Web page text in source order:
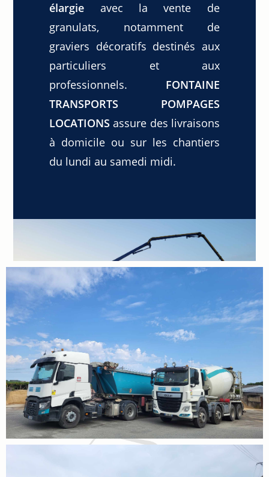
élargie avec la vente de
granulats, notamment de
graviers décoratifs destinés aux
particuliers et aux
professionnels. FONTAINE
TRANSPORTS POMPAGES
LOCATIONS assure des livraisons
à domicile ou sur les chantiers
du lundi au samedi midi.